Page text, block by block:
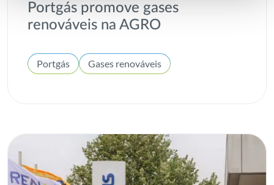
Portgás promove gases
renováveis na AGRO
Portgás Gases renováveis